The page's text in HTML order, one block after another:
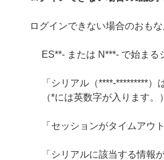
ログインできない場合のおも
ES**- または N***- で始ま
「シリアル（****-*********
（*には英数字が入ります。）
「セッションがタイムアウ
「シリアルに該当する情報